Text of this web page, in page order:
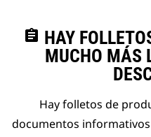
assignment HAY
MUCHO MÁS
Hay folletos de
documentos